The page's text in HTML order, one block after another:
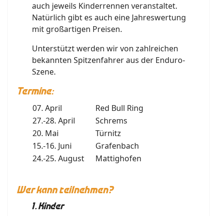
auch jeweils Kinderrennen veranstaltet.
Natürlich gibt es auch eine Jahreswertung
mit großartigen Preisen.
Unterstützt werden wir von zahlreichen
bekannten Spitzenfahrer aus der Enduro-
Szene.
Termine:
07. April
Red Bull Ring
27.-28. April
Schrems
20. Mai
Türnitz
15.-16. Juni
Grafenbach
24.-25. August
Mattighofen
Wer kann teilnehmen?
1. Kinder